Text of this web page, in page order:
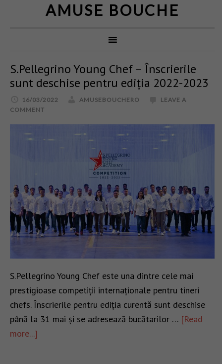
AMUSE BOUCHE
S.Pellegrino Young Chef – Înscrierile
sunt deschise pentru ediția 2022-2023
16/03/2022 AMUSEBOUCHERO
LEAVE A
COMMENT
S.Pellegrino Young Chef este una dintre cele mai
prestigioase competiții internaționale pentru tineri
chefs. Înscrierile pentru ediția curentă sunt deschise
până la 31 mai și se adresează bucătarilor … [Read
more...]